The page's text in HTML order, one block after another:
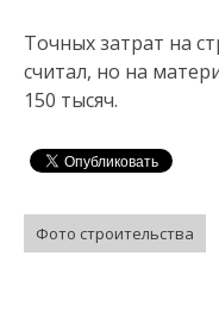
Точных затрат на
считал, но на
150 тысяч.
Фото строительства